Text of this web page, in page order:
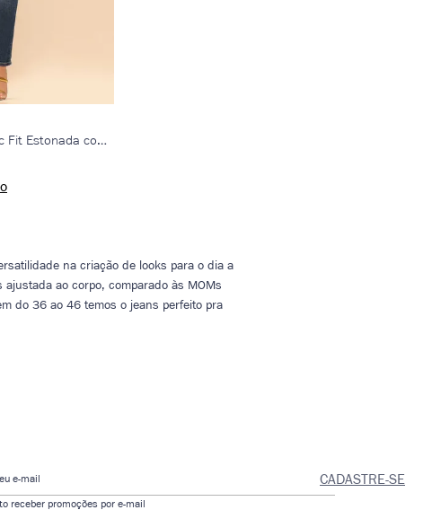
Calça Jeans Feminina Classic Fit Estonada com Destroyed
na criação de looks para o dia a
ao corpo, comparado às MOMs
do 36 ao 46 temos o jeans perfeito pra
e-mail CADASTRE-SE
receber promoções por e-mail